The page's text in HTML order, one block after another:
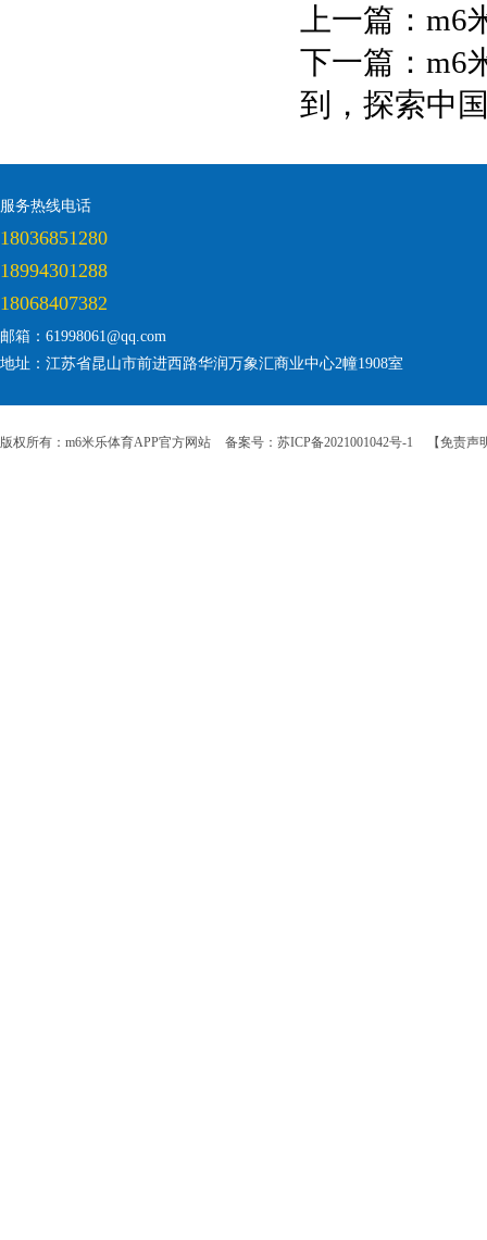
上一篇： m6
下一篇： m6
到，探索中
服务热线电话
18036851280
18994301288
18068407382
邮箱：61998061@qq.com
地址：江苏省昆山市前进西路华润万象汇商业中心2幢1908室
版权所有：m6米乐体育APP官方网站 备案号：苏ICP备2021001042号-1 【免责声